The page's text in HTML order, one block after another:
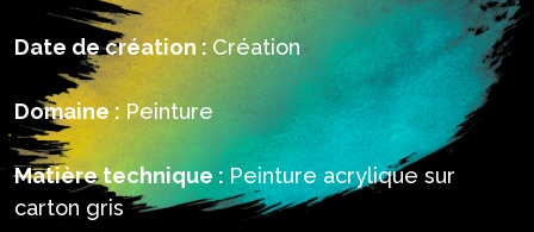
Date de création : Création
Domaine : Peinture
Matière technique : Peinture acrylique sur
carton gris